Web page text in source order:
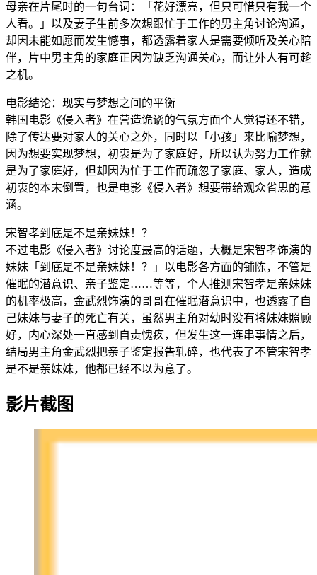
母亲在片尾时的一句台词：「花好漂亮，但只可惜只有我一个
人看。」以及妻子生前多次想跟忙于工作的男主角讨论沟通，
却因未能如愿而发生憾事，都透露着家人是需要倾听及关心陪
伴，片中男主角的家庭正因为缺乏沟通关心，而让外人有可趁
之机。
电影结论：现实与梦想之间的平衡
韩国电影《侵入者》在营造诡谲的气氛方面个人觉得还不错，
除了传达要对家人的关心之外，同时以「小孩」来比喻梦想，
因为想要实现梦想，初衷是为了家庭好，所以认为努力工作就
是为了家庭好，但却因为忙于工作而疏忽了家庭、家人，造成
初衷的本末倒置，也是电影《侵入者》想要带给观众省思的意
涵。
宋智孝到底是不是亲妹妹！？
不过电影《侵入者》讨论度最高的话题，大概是宋智孝饰演的
妹妹「到底是不是亲妹妹！？」以电影各方面的铺陈，不管是
催眠的潜意识、亲子鉴定……等等，个人推测宋智孝是亲妹妹
的机率极高，金武烈饰演的哥哥在催眠潜意识中，也透露了自
己妹妹与妻子的死亡有关，虽然男主角对幼时没有将妹妹照顾
好，内心深处一直感到自责愧疚，但发生这一连串事情之后，
结局男主角金武烈把亲子鉴定报告轧碎，也代表了不管宋智孝
是不是亲妹妹，他都已经不以为意了。
影片截图